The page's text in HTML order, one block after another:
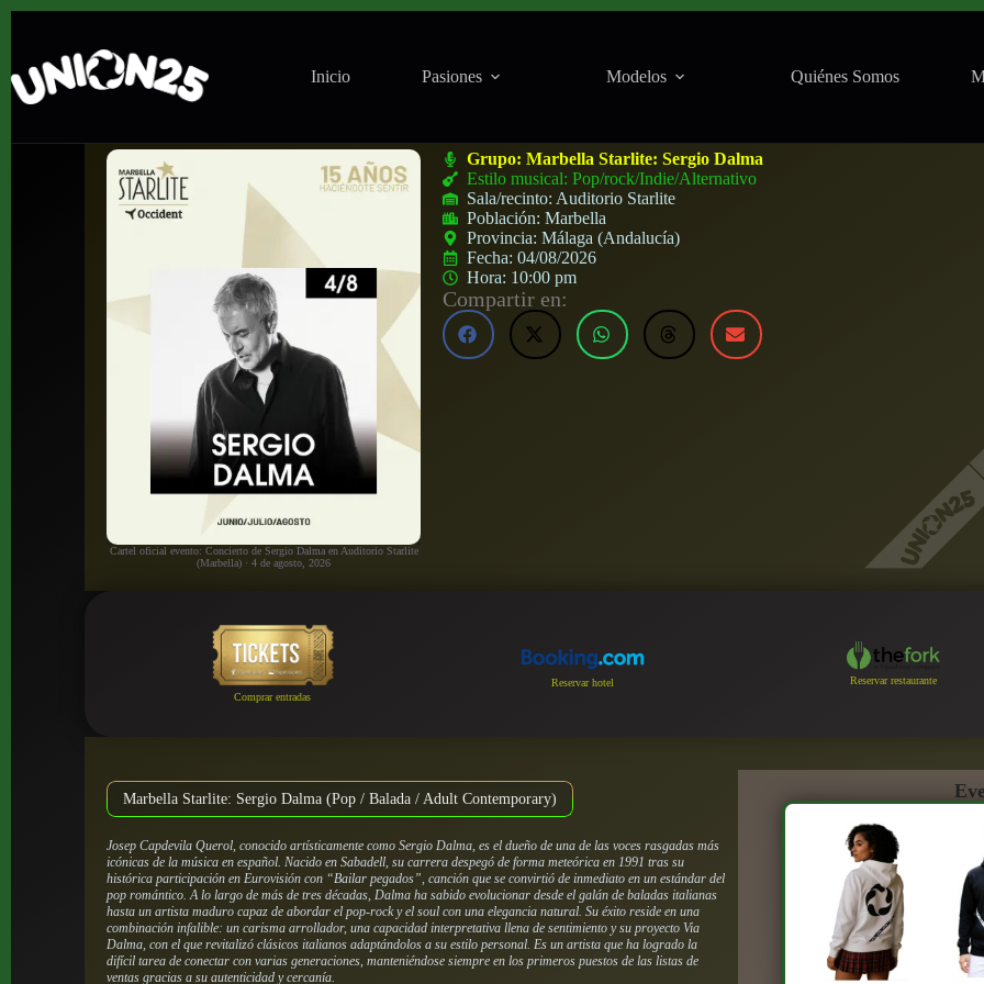
Inicio Pasiones Modelos Quiénes Somos
Cartel oficial evento: Concierto de Sergio Dalma en Auditorio Starlite
(Marbella) · 4 de agosto, 2026
Grupo:Marbella Starlite: Sergio Dalma
Estilo musical: Pop/rock/Indie/Alternativo
Sala/recinto: Auditorio Starlite
Población:Marbella
Provincia:Málaga (Andalucía)
Fecha:04/08/2026
Hora: 10:00 pm
Compartir en:
Comprar entradas
Reservar hotel Reservar restaurante
Marbella Starlite: Sergio Dalma (Pop / Balada / Adult Contemporary)
Josep Capdevila Querol, conocido artísticamente como Sergio Dalma, es el dueño de una de las voces rasgadas más
icónicas de la música en español. Nacido en Sabadell, su carrera despegó de forma meteórica en 1991 tras su
histórica participación en Eurovisión con “Bailar pegados”, canción que se convirtió de inmediato en un estándar del
pop romántico. A lo largo de más de tres décadas, Dalma ha sabido evolucionar desde el galán de baladas italianas
hasta un artista maduro capaz de abordar el pop-rock y el soul con una elegancia natural. Su éxito reside en una
combinación infalible: un carisma arrollador, una capacidad interpretativa llena de sentimiento y su proyectoVia
Dalma, con el que revitalizó clásicos italianos adaptándolos a su estilo personal. Es un artista que ha logrado la
difícil tarea de conectar con varias generaciones, manteniéndose siempre en los primeros puestos de las listas de
ventas gracias a su autenticidad y cercanía.